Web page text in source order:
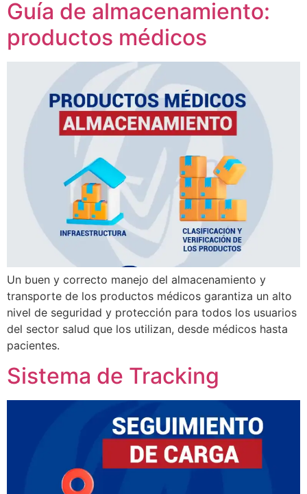
Guía de almacenamiento:
productos médicos
Un buen y correcto manejo del almacenamiento y
transporte de los productos médicos garantiza un alto
nivel de seguridad y protección para todos los usuarios
del sector salud que los utilizan, desde médicos hasta
pacientes.
Sistema de Tracking